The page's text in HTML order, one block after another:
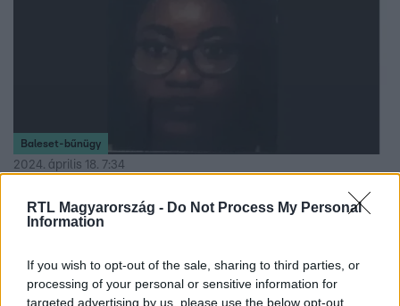
RTL Magyarország - Do Not Process My Personal
Information
If you wish to opt-out of the sale, sharing to third parties, or
processing of your personal or sensitive information for
targeted advertising by us, please use the below opt-out
Baleset-bűnügy
2024. április 18. 7:34
A rendőrség a lakosság segítségét kéri.